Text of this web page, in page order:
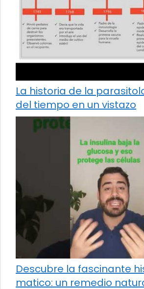
La historia de la
del tiempo en un vistazo
Descubre la fascinante
matico: un remedio